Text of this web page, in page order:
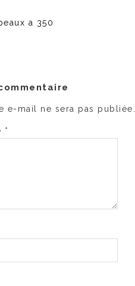
a 350
e-mail ne sera pas publiée.
*